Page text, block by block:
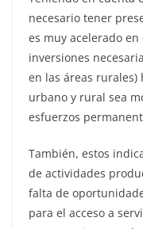
necesario tener
es muy acelerado
inversiones
en las áreas
urbano y rural sea
esfuerzos
También, estos
de actividades
falta de
para el acceso a